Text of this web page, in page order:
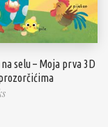
selu – Moja prva 3D